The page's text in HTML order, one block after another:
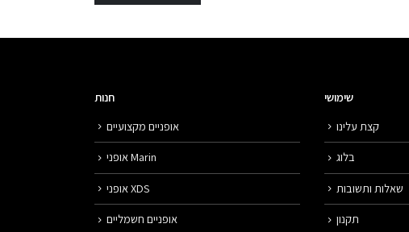
חנות
אופניים מקצועיים
אופני Marin
אופני XDS
אופניים חשמליים
שימושי
קצת עלינו
בלוג
שאלות ותשובות
תקנון